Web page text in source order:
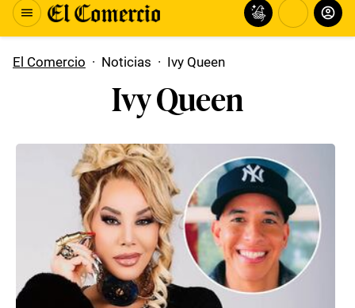
El Comercio · Noticias · Ivy Queen
Ivy Queen